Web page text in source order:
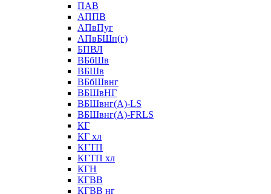
ПАВ
АППВ
АПвПуг
АПвБШп(г)
БПВЛ
ВБбШв
ВБШв
ВБбШвнг
ВБШвНГ
ВБШвнг(А)-LS
ВБШвнг(А)-FRLS
КГ
КГ хл
КГТП
КГТП хл
КГН
КГВВ
КГВВ нг